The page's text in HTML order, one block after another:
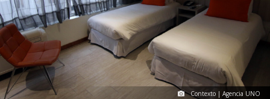
Contexto | Agencia UNO